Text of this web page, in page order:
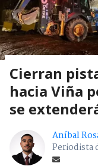
Cierran
hacia Viña
se
Aníbal
Periodista